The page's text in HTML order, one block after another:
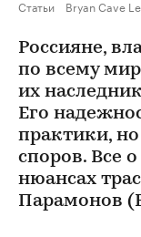
Статьи
Bryan Cave
Россияне,
по всему
их
Его
практики,
споров. Все
нюансах
Парамонов